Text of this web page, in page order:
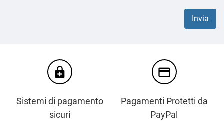
enhanced_encryption
Sistemi di pagamento
sicuri
credit_card
Pagamenti Protetti da
PayPal